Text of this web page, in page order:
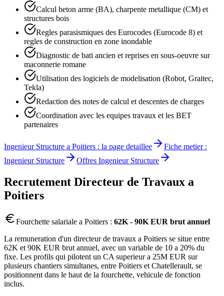
Calcul beton arme (BA), charpente metallique (CM) et
structures bois
Regles parasismiques des Eurocodes (Eurocode 8) et
regles de construction en zone inondable
Diagnostic de bati ancien et reprises en sous-oeuvre sur
maconnerie romane
Utilisation des logiciels de modelisation (Robot, Graitec,
Tekla)
Redaction des notes de calcul et descentes de charges
Coordination avec les equipes travaux et les BET
partenaires
Ingenieur Structure a Poitiers : la page detaillee
Fiche metier :
Ingenieur Structure
Offres Ingenieur Structure
Recrutement Directeur de Travaux a
Poitiers
Fourchette salariale a Poitiers : 62K - 90K EUR brut annuel
La remuneration d'un directeur de travaux a Poitiers se situe entre
62K et 90K EUR brut annuel, avec un variable de 10 a 20% du
fixe. Les profils qui pilotent un CA superieur a 25M EUR sur
plusieurs chantiers simultanes, entre Poitiers et Chatellerault, se
positionnent dans le haut de la fourchette, vehicule de fonction
inclus.